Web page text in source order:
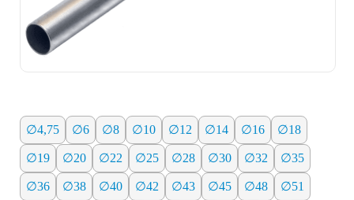
∅4,75 ∅6 ∅8 ∅10 ∅12 ∅14 ∅16 ∅18
∅19 ∅20 ∅22 ∅25 ∅28 ∅30 ∅32 ∅35
∅36 ∅38 ∅40 ∅42 ∅43 ∅45 ∅48 ∅51